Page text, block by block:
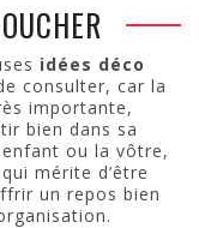
idées déco
consulter, car la
importante,
bien dans sa
ou la vôtre,
mérite d’être
un repos bien